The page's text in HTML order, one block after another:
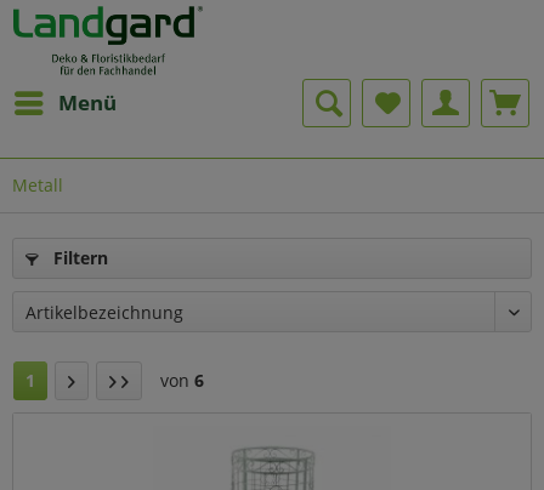
Menü
Metall
Filtern
1 von 6